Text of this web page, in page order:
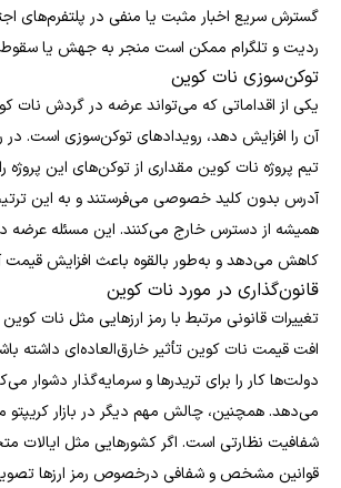
گسترش سریع اخبار مثبت یا منفی در پلتفرم‌های
ردیت و تلگرام ممکن است منجر به جهش یا
توکن‌سوزی نات کوین
یکی از اقداماتی که می‌تواند عرضه در گردش نات
آن را افزایش دهد، رویدادهای توکن‌سوزی است. در
تیم پروژه نات کوین مقداری از توکن‌های این پروژه
آدرس بدون کلید خصوصی می‌فرستند و به این
همیشه از دسترس خارج می‌کنند. این مسئله عرضه
کاهش می‌دهد و به‌طور بالقوه باعث افزایش
قانون‌گذاری در مورد نات کوین
تغییرات قانونی مرتبط با رمز ارزهایی مثل نات
افت قیمت نات کوین تأثیر خارق‌العاده‌ای داشته
دولت‌ها کار را برای تریدرها و سرمایه‌گذار دشوار
می‌دهد. همچنین، چالش مهم دیگر در بازار کریپتو
شفافیت نظارتی است. اگر کشورهایی مثل ایالات
قوانین مشخص و شفافی درخصوص رمز ارزها